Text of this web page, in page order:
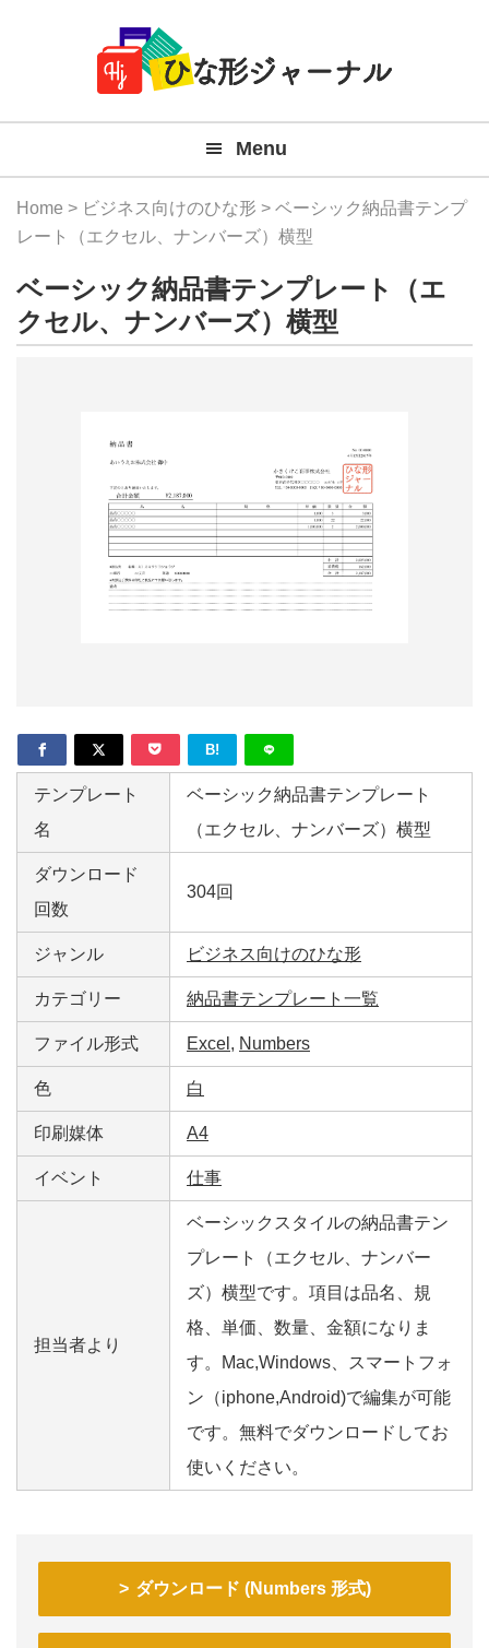
Navigation
料
テ
プ
ー
Menu
Home > ビジネス向けのひな形 > ベーシック納品書テンプ
レート（エクセル、ナンバーズ）横型
ベーシック納品書テンプレート（エ
クセル、ナンバーズ）横型
B!
テンプレート
名
ベーシック納品書テンプレート
（エクセル、ナンバーズ）横型
ダウンロード
回数
304回
ジャンル ビジネス向けのひな形
カテゴリー 納品書テンプレート一覧
ファイル形式 Excel , Numbers
色 白
印刷媒体 A4
イベント 仕事
担当者より
ベーシックスタイルの納品書テン
プレート（エクセル、ナンバー
ズ）横型です。項目は品名、規
格、単価、数量、金額になりま
す。Mac,Windows、スマートフォ
ン（iphone,Android)で編集が可能
です。無料でダウンロードしてお
使いください。
ダウンロード (Numbers 形式)